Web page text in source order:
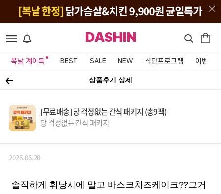
DASHIN
복날 계이득 BEST SALE NEW 식단프로그램 이벤트&
상품후기 상세
[무료배송] 당 걱정없는 간식 패키지 (총9팩)
당 걱정없는 간식 패키지
2026.06.20
솔직하게 휘낭시에 말고 바스크치즈케이크??그거